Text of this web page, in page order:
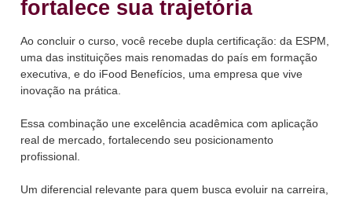
fortalece sua trajetória
Ao concluir o curso, você recebe dupla certificação: da ESPM,
uma das instituições mais renomadas do país em formação
executiva, e do iFood Benefícios, uma empresa que vive
inovação na prática.
Essa combinação une excelência acadêmica com aplicação
real de mercado, fortalecendo seu posicionamento
profissional.
Um diferencial relevante para quem busca evoluir na carreira,